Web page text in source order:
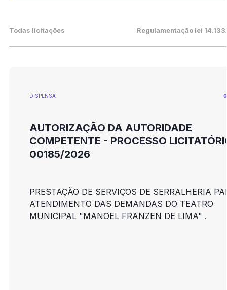
Todas licitações Regulamentação lei
DISPENSA
AUTORIZAÇÃO DA AUTORIDADE
COMPETENTE - PROCESSO
00185/2026
PRESTAÇÃO DE SERVIÇOS DE SERRALHERIA
ATENDIMENTO DAS DEMANDAS DO TEATRO
MUNICIPAL "MANOEL FRANZEN DE LIMA" .